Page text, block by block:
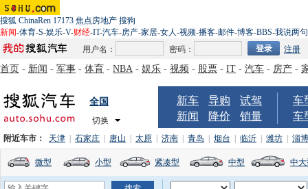
搜狐 ChinaRen 17173 焦点房地产 搜狗
新闻-体育-S-娱乐-V-财经-IT-汽车-房产-家居-女人-视频-播客-邮件-博客-BBS-我说两句
用户名：
密码： 注册
首页 - 新闻 - 军事 - 体育 - NBA - 娱乐 - 视频 - 股票 - IT - 汽车 - 房产 -
全国
切换
新车 导购
试驾
新闻
降价 销量
车
车
附近车市： 天津 石家庄 唐山 太原 济南 青岛 烟台 临沂 潍坊 淄博
微型 小型 紧凑型 中型 中